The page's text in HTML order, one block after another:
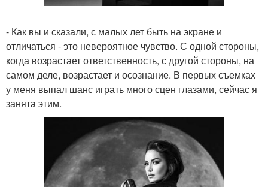
- Как вы и сказали, с малых лет быть на экране и
отличаться - это невероятное чувство. С одной стороны,
когда возрастает ответственность, с другой стороны, на
самом деле, возрастает и осознание. В первых съемках
у меня выпал шанс играть много сцен глазами, сейчас я
занята этим.